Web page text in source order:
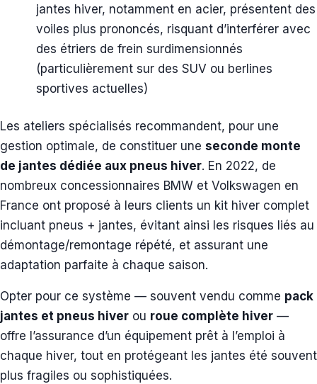
jantes hiver, notamment en acier, présentent des
voiles plus prononcés, risquant d’interférer avec
des étriers de frein surdimensionnés
(particulièrement sur des SUV ou berlines
sportives actuelles)
Les ateliers spécialisés recommandent, pour une
gestion optimale, de constituer une seconde monte
de jantes dédiée aux pneus hiver. En 2022, de
nombreux concessionnaires BMW et Volkswagen en
France ont proposé à leurs clients un kit hiver complet
incluant pneus + jantes, évitant ainsi les risques liés au
démontage/remontage répété, et assurant une
adaptation parfaite à chaque saison.
Opter pour ce système — souvent vendu comme pack
jantes et pneus hiver ou roue complète hiver —
offre l’assurance d’un équipement prêt à l’emploi à
chaque hiver, tout en protégeant les jantes été souvent
plus fragiles ou sophistiquées.